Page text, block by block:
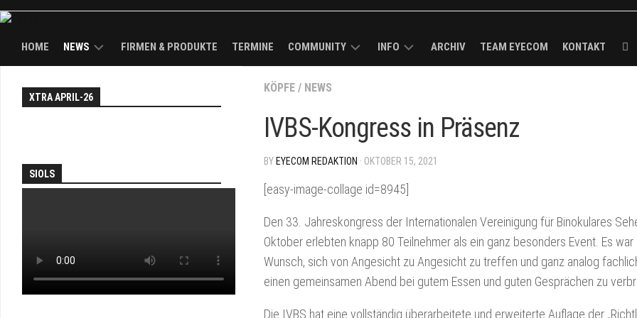
HOME NEWS
NEWS
FIRMEN & PRODUKTE TERMINE COMMUNITY
EYECOM
THROUGH
FAIR
ANMELDUNG
PACK
JOBS
&
DEALS
TV
INFO
MEDIADATEN
/
ARCHIV TEAM EYECOM KONTAKT
KÖPFE / NEWS
IVBS-Kongress in Präsenz
BY EYECOM REDAKTION · OKTOBER 15, 2021
[easy-image-collage id=8945]
Den 33. Jahreskongress der Internationalen Vereinigung für Binokulares
Oktober erlebten knapp 80 Teilnehmer als ein ganz besonders Event. Es
Wunsch, sich von Angesicht zu Angesicht zu treffen und ganz analog
einen gemeinsamen Abend bei gutem Essen und guten Gesprächen zu
Die IVBS hat eine vollständig überarbeitete und erweiterte Auflage der
XTRA APRIL-26
SIOLS